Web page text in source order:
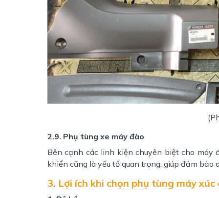
2.9. Phụ tùng xe máy đào
Bên cạnh các linh kiện chuyên biệt cho máy
khiển cũng là yếu tố quan trọng, giúp đảm
3. Lợi ích khi chọn phụ tùng máy xúc